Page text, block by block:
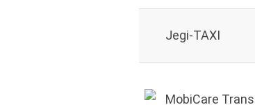
Jegi-TAXI
MobiCare